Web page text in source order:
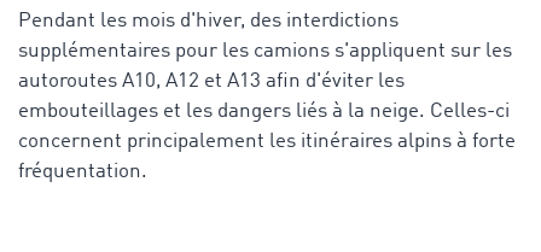
Pendant les mois d'hiver, des interdictions
supplémentaires pour les camions s'appliquent sur les
autoroutes A10, A12 et A13 afin d'éviter les
embouteillages et les dangers liés à la neige. Celles-ci
concernent principalement les itinéraires alpins à forte
fréquentation.